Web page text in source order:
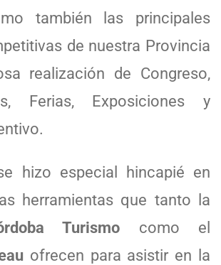
también las principales
de nuestra Provincia
realización de Congreso,
Ferias, Exposiciones y
hizo especial hincapié en
herramientas que tanto la
Turismo como el
ofrecen para asistir en la